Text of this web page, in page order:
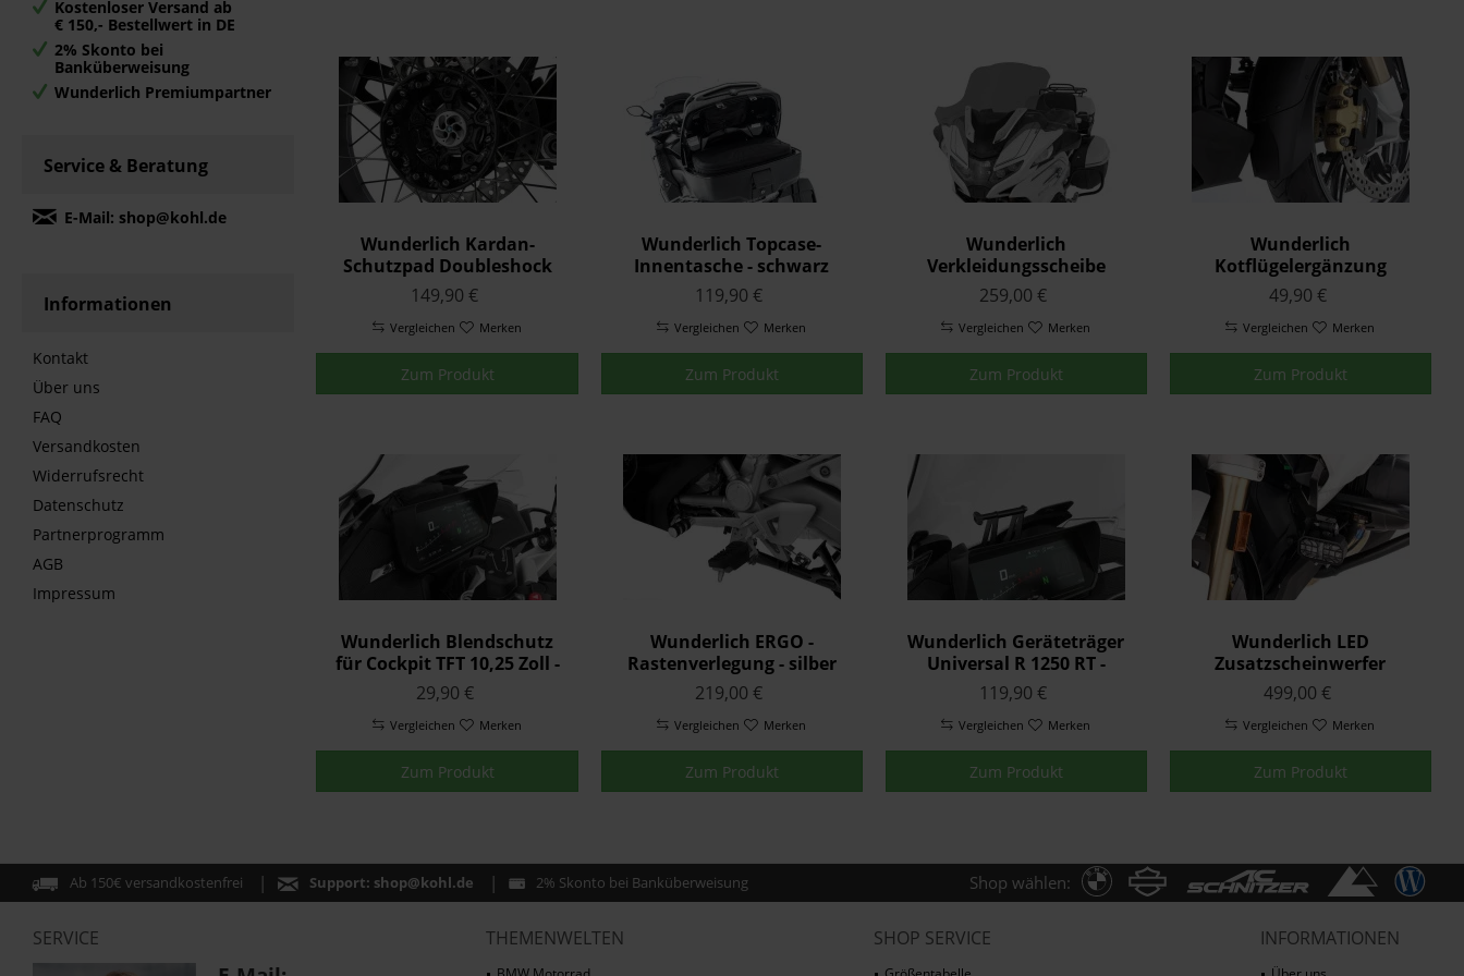
Kostenloser Versand ab
€ 150,- Bestellwert in DE
2% Skonto bei
Banküberweisung
Wunderlich Premiumpartner
Service & Beratung
E-Mail: shop@kohl.de
Informationen
Kontakt
Über uns
FAQ
Versandkosten
Widerrufsrecht
Datenschutz
Partnerprogramm
AGB
Impressum
Wunderlich Kardan-
Schutzpad Doubleshock
für Nabentunnel - silber
149,90 €
Vergleichen Merken
Zum Produkt
Wunderlich Topcase-
Innentasche - schwarz
119,90 €
Vergleichen Merken
Zum Produkt
Wunderlich
Verkleidungsscheibe
MARATHON R 1250 RT -
rauchgrau
259,00 €
Vergleichen Merken
Zum Produkt
Wunderlich
Kotflügelergänzung
EXTENDA FENDER R 1250
RT - schwarz
49,90 €
Vergleichen Merken
Zum Produkt
Wunderlich Blendschutz
für Cockpit TFT 10,25 Zoll -
Connectivity Display -
schwarz
29,90 €
Vergleichen Merken
Zum Produkt
Wunderlich ERGO -
Rastenverlegung - silber
219,00 €
Vergleichen Merken
Zum Produkt
Wunderlich Geräteträger
Universal R 1250 RT -
schwarz
119,90 €
Vergleichen Merken
Zum Produkt
Wunderlich LED
Zusatzscheinwerfer
MICROFLOOTER 3.0 R 1250
RT - für Fahrzeugmontage -
schwarz
499,00 €
Vergleichen Merken
Zum Produkt
Ab 150€ versandkostenfrei Support: shop@kohl.de 2% Skonto bei Banküberweisung Shop wählen:
SERVICE THEMENWELTEN SHOP SERVICE INFORMATIONEN